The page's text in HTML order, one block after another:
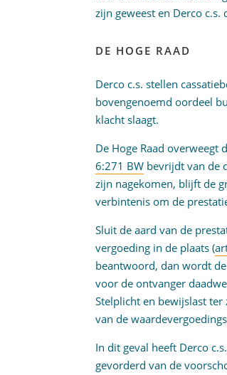
zijn geweest en Derco
DE HOGE RAAD
Derco c.s. stellen
bovengenoemd oordeel
klacht slaagt.
De Hoge Raad
6:271 BW bevrijdt van de
zijn nagekomen, blijft de
verbintenis om de
Sluit de aard van de
vergoeding in de plaats (
beantwoord, dan wordt
voor de ontvanger
Stelplicht en bewijslast
van de
In dit geval heeft Derco
gevorderd van de